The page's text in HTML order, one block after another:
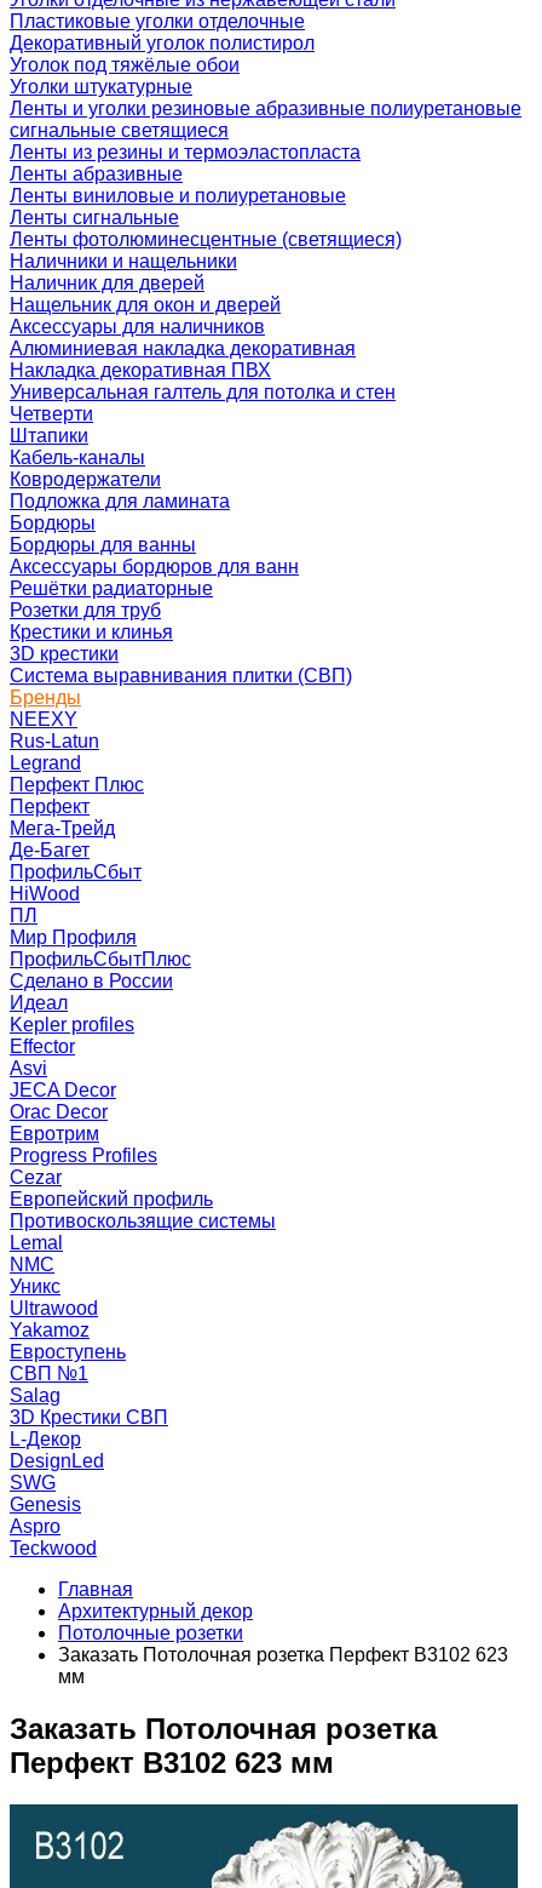
Пластиковые уголки отделочные
Декоративный уголок полистирол
Уголок под тяжёлые обои
Уголки штукатурные
Ленты и уголки резиновые абразивные полиуретановые
сигнальные светящиеся
Ленты из резины и термоэластопласта
Ленты абразивные
Ленты виниловые и полиуретановые
Ленты сигнальные
Ленты фотолюминесцентные (светящиеся)
Наличники и нащельники
Наличник для дверей
Нащельник для окон и дверей
Аксессуары для наличников
Алюминиевая накладка декоративная
Накладка декоративная ПВХ
Универсальная галтель для потолка и стен
Четверти
Штапики
Кабель-каналы
Ковродержатели
Подложка для ламината
Бордюры
Бордюры для ванны
Аксессуары бордюров для ванн
Решётки радиаторные
Розетки для труб
Крестики и клинья
3D крестики
Система выравнивания плитки (СВП)
Бренды
NEEXY
Rus-Latun
Legrand
Перфект Плюс
Перфект
Мега-Трейд
Де-Багет
ПрофильСбыт
HiWood
ПЛ
Мир Профиля
ПрофильСбытПлюс
Сделано в России
Идеал
Kepler profiles
Effector
Asvi
JECA Decor
Orac Decor
Евротрим
Progress Profiles
Cezar
Европейский профиль
Противоскользящие системы
Lemal
NMC
Уникс
Ultrawood
Yakamoz
Евроступень
СВП №1
Salag
3D Крестики СВП
L-Декор
DesignLed
SWG
Genesis
Aspro
Teckwood
Главная
Архитектурный декор
Потолочные розетки
Заказать Потолочная розетка Перфект B3102 623
мм
Заказать Потолочная розетка
Перфект B3102 623 мм